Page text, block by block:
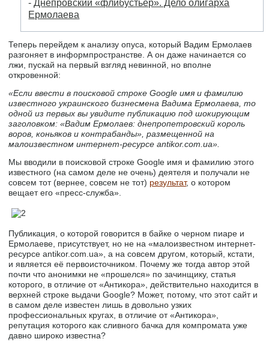
-Днепровский «флибустьер». Дело олигарха
Ермолаева
Теперь перейдем к анализу опуса, который Вадим Ермолаев
разгоняет в информпространстве. А он даже начинается со
лжи, пускай на первый взгляд невинной, но вполне
откровенной:
«Если ввести в поисковой строке Google имя и фамилию
известного украинского бизнесмена Вадима Ермолаева, то
одной из первых вы увидите публикацию под шокирующим
заголовком: «Вадим Ермолаев: днепропетровский король
воров, коньяков и контрабанды», размещенной на
малоизвестном интернет-ресурсе antikor.com.ua».
Мы вводили в поисковой строке Google имя и фамилию этого
известного (на самом деле не очень) деятеля и получали не
совсем тот (вернее, совсем не тот) результат, о котором
вещает его «пресс-служба».
Публикация, о которой говорится в байке о черном пиаре и
Ермолаеве, присутствует, но не на «малоизвестном интернет-
ресурсе antikor.com.ua», а на совсем другом, который, кстати,
и является её первоисточником. Почему же тогда автор этой
почти что анонимки не «прошелся» по зачинщику, статья
которого, в отличие от «Антикора», действительно находится в
верхней строке выдачи Google? Может, потому, что этот сайт и
в самом деле известен лишь в довольно узких
профессиональных кругах, в отличие от «Антикора»,
репутация которого как сливного бачка для компромата уже
давно широко известна?